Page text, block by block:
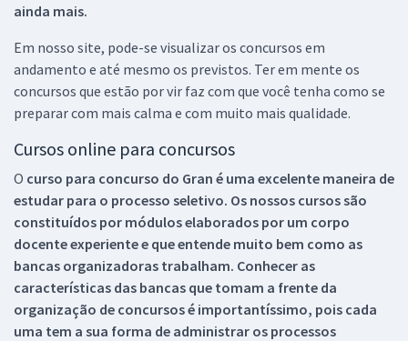
ainda mais.
Em nosso site, pode-se visualizar os concursos em
andamento e até mesmo os previstos. Ter em mente os
concursos que estão por vir faz com que você tenha como se
preparar com mais calma e com muito mais qualidade.
Cursos online para concursos
O curso para concurso do Gran é uma excelente maneira de
estudar para o processo seletivo. Os nossos cursos são
constituídos por módulos elaborados por um corpo
docente experiente e que entende muito bem como as
bancas organizadoras trabalham. Conhecer as
características das bancas que tomam a frente da
organização de concursos é importantíssimo, pois cada
uma tem a sua forma de administrar os processos